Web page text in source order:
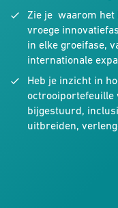
Zie je waarom het
vroege
in elke groeifase,
internationale
Heb je inzicht in
octrooiportefeuille
bijgestuurd,
uitbreiden,